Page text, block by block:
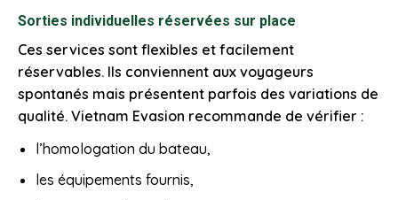
Sorties individuelles réservées sur place
Ces services sont flexibles et facilement
réservables. Ils conviennent aux voyageurs
spontanés mais présentent parfois des variations de
qualité. Vietnam Evasion recommande de vérifier :
l’homologation du bateau,
les équipements fournis,